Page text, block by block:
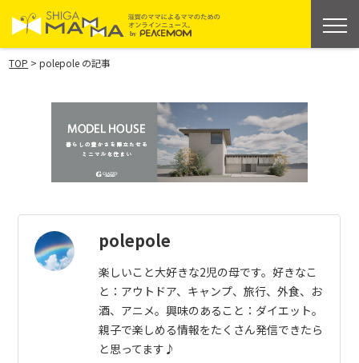
TOP >polepole の記事
polepole
楽しいこと大好きな2児の母です。好きなこ
と：アウトドア、キャンプ、旅行、外食、お
酒、アニメ。興味のあること：ダイエット。
親子で楽しめる情報をたくさん発信できたら
と思ってます♪